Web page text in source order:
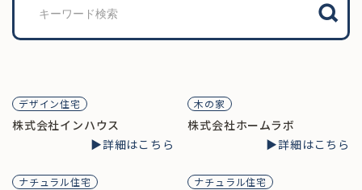
検
索
デザイン住宅
株式会社インハウス
▶︎詳細はこちら
木の家
株式会社ホームラボ
▶︎詳細はこちら
ナチュラル住宅 ナチュラル住宅